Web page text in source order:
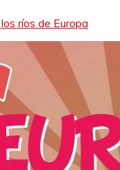
ríos de Europa